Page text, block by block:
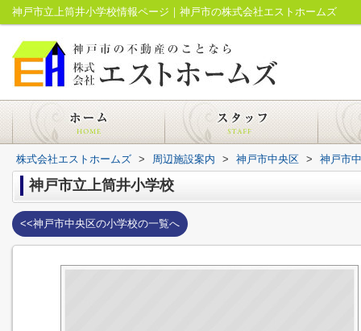
神戸市立上筒井小学校情報ページ｜神戸市の株式会社エストホームズ
株式会社エストホームズ > 周辺施設案内 > 神戸市中央区 > 神戸市
神戸市立上筒井小学校
<<神戸市中央区の小学校の一覧へ